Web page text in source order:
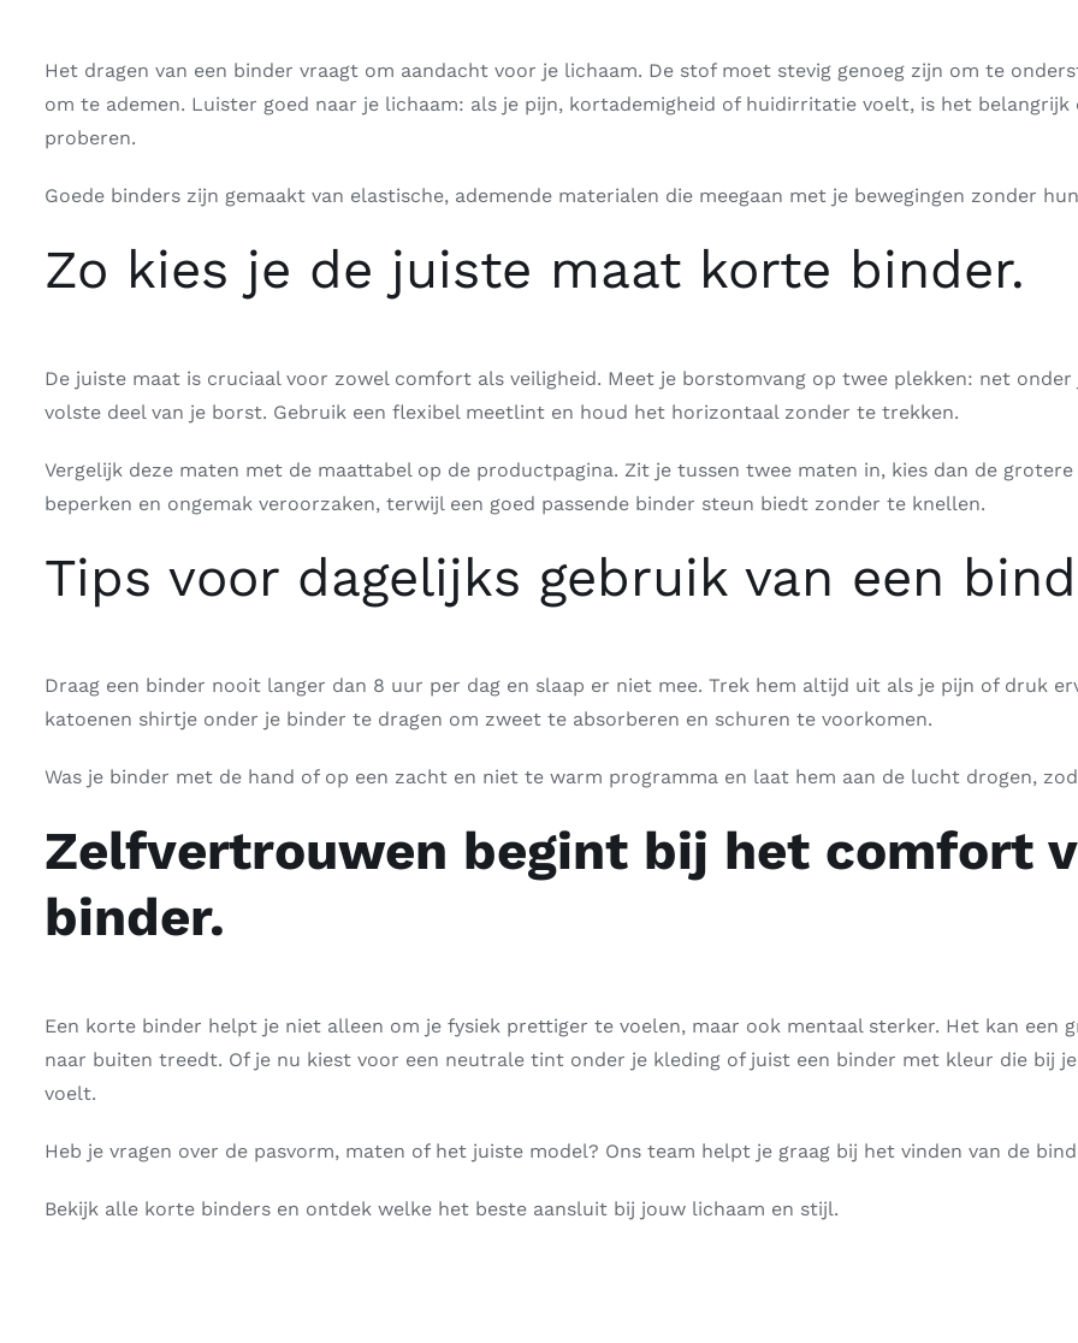
Het dragen van een binder vraagt om aandacht voor je lichaam. De stof moet stevig genoeg zijn om te
om te ademen. Luister goed naar je lichaam: als je pijn, kortademigheid of huidirritatie voelt, is het
proberen.
Goede binders zijn gemaakt van elastische, ademende materialen die meegaan met je bewegingen zonder
Zo kies je de juiste maat korte binder.
De juiste maat is cruciaal voor zowel comfort als veiligheid. Meet je borstomvang op twee plekken: net
volste deel van je borst. Gebruik een flexibel meetlint en houd het horizontaal zonder te trekken.
Vergelijk deze maten met de maattabel op de productpagina. Zit je tussen twee maten in, kies dan de
beperken en ongemak veroorzaken, terwijl een goed passende binder steun biedt zonder te knellen.
Tips voor dagelijks gebruik van een
Draag een binder nooit langer dan 8 uur per dag en slaap er niet mee. Trek hem altijd uit als je pijn of druk
katoenen shirtje onder je binder te dragen om zweet te absorberen en schuren te voorkomen.
Was je binder met de hand of op een zacht en niet te warm programma en laat hem aan de lucht drogen,
Zelfvertrouwen begint bij het comfort
binder.
Een korte binder helpt je niet alleen om je fysiek prettiger te voelen, maar ook mentaal sterker. Het kan een
naar buiten treedt. Of je nu kiest voor een neutrale tint onder je kleding of juist een binder met kleur die bij
voelt.
Heb je vragen over de pasvorm, maten of het juiste model? Ons team helpt je graag bij het vinden van de
Bekijk alle korte bindersen ontdek welke het beste aansluit bij jouw lichaam en stijl.